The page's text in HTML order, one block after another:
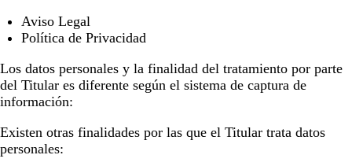
Aviso Legal
Política de Privacidad
Los datos personales y la finalidad del tratamiento por parte
del Titular es diferente según el sistema de captura de
información:
Existen otras finalidades por las que el Titular trata datos
personales: